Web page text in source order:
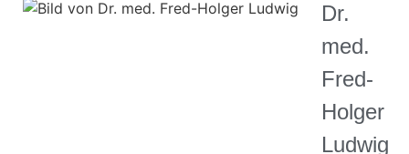
Dr.
med.
Fred-
Holger
Ludwig